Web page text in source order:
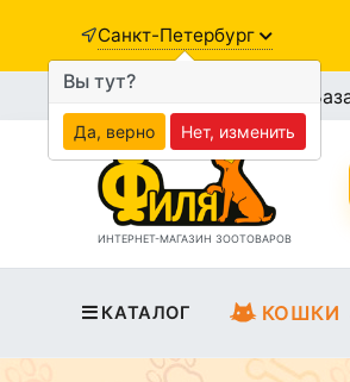
Санкт-Петербург
ИНТЕРНЕТ-МАГАЗИН ЗООТОВАРОВ
КАТАЛОГ КОШКИ
Вы тут?
Да, верно Нет, изменить